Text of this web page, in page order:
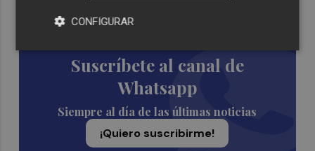
Lo Más Escuchado
Suscríbete al canal de
Whatsapp
Siempre al día de las últimas noticias
¡Quiero suscribirme!
CONFIGURAR